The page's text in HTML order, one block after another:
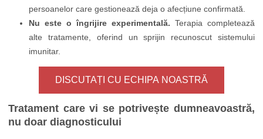
persoanelor care gestionează deja o afecțiune confirmată.
Nu este o îngrijire experimentală. Terapia completează
alte tratamente, oferind un sprijin recunoscut sistemului
imunitar.
DISCUTAȚI CU ECHIPA NOASTRĂ
Tratament care vi se potrivește dumneavoastră,
nu doar diagnosticului